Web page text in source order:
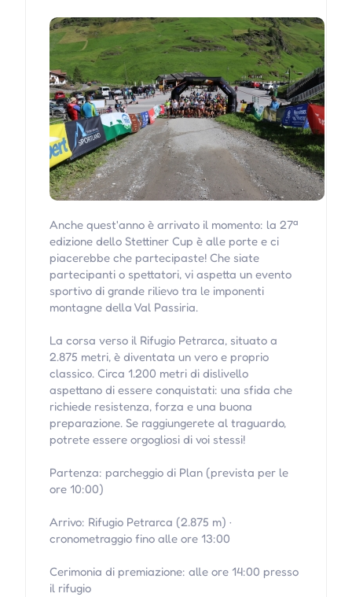
Anche quest'anno è arrivato il momento: la 27ª
edizione dello Stettiner Cup è alle porte e ci
piacerebbe che partecipaste! Che siate
partecipanti o spettatori, vi aspetta un evento
sportivo di grande rilievo tra le imponenti
montagne della Val Passiria.
La corsa verso il Rifugio Petrarca, situato a
2.875 metri, è diventata un vero e proprio
classico. Circa 1.200 metri di dislivello
aspettano di essere conquistati: una sfida che
richiede resistenza, forza e una buona
preparazione. Se raggiungerete al traguardo,
potrete essere orgogliosi di voi stessi!
Partenza: parcheggio di Plan (prevista per le
ore 10:00)
Arrivo: Rifugio Petrarca (2.875 m) ·
cronometraggio fino alle ore 13:00
Cerimonia di premiazione: alle ore 14:00 presso
il rifugio